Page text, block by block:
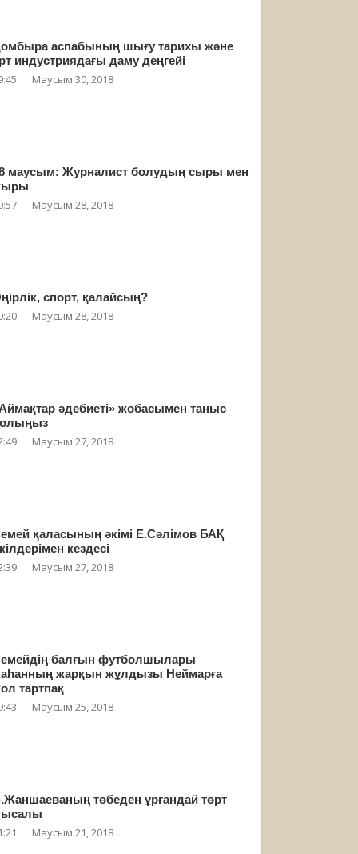
аспабының шығу тарихы және
индустриядағы даму деңгейі
Маусым 30, 2018
маусым: Журналист болудың сыры мен
Маусым 28, 2018
спорт, қалайсың?
Маусым 28, 2018
әдебиеті» жобасымен таныс
Маусым 27, 2018
қаласының әкімі Е.Сәлімов БАҚ
кездесі
Маусым 27, 2018
балғын футболшылары
жарқын жұлдызы Неймарға
тартпақ
Маусым 25, 2018
төбеден ұрғандай төрт
Маусым 21, 2018